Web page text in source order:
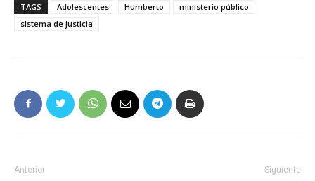
TAGS Adolescentes Humberto
ministerio público
sistema de justicia
Anterior Siguiente